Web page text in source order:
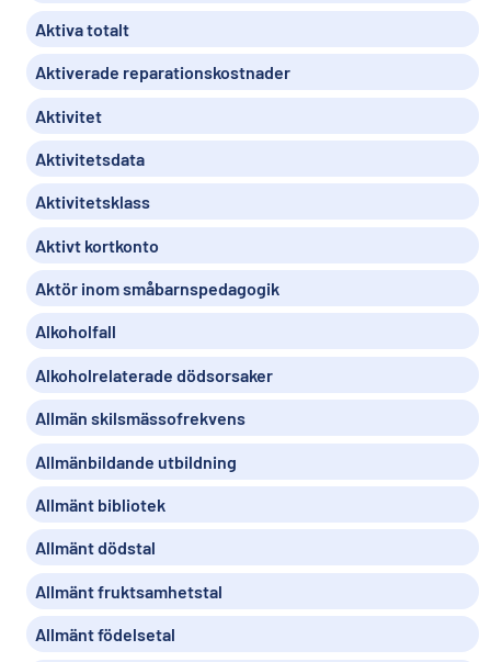
Aktiva totalt
Aktiverade reparationskostnader
Aktivitet
Aktivitetsdata
Aktivitetsklass
Aktivt kortkonto
Aktör inom småbarnspedagogik
Alkoholfall
Alkoholrelaterade dödsorsaker
Allmän skilsmässofrekvens
Allmänbildande utbildning
Allmänt bibliotek
Allmänt dödstal
Allmänt fruktsamhetstal
Allmänt födelsetal